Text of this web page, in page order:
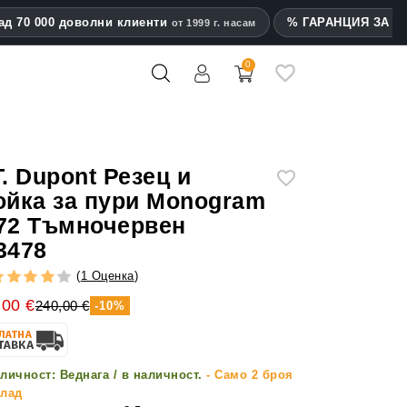
70 000 доволни клиенти от 1999 г. насам % ГАРАНЦИЯ ЗА
0
Dupont Резец и
за пури Monogram
Тъмночервен
(1 Оценка)
€240,00 € -10%
Веднага / в наличност. - Само 2 броя